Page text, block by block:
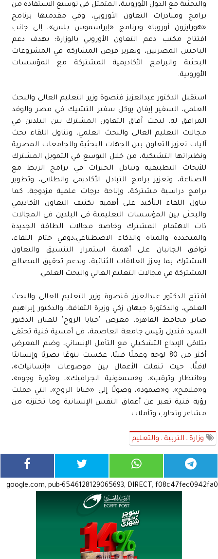
والبحثية مع الدول الأوروبية، المتمثل في توسيع الاستفادة من
برامج ومبادرات التعاون الأوروبي، وفي مقدمتها برنامج
«هورايزون أوروبا» وبرنامج «إيراسموس بلس»، إلى جانب
افتتاح مكتب دعم التعاون الأوروبي بالوزارة؛ بهدف دعم
الباحثين المصريين، وتعزيز فرص المشاركة في المشروعات
البحثية والبرامج الأكاديمية المشتركة مع المؤسسات
الأوروبية.
استقبل الدكتور عبدالعزيز قنصوة وزير التعليم العالي والبحث
العلمي، السفير إيفان يوكل سفير التشيك في مصر والوفد
المرافق له، لبحث آفاق التعاون المشترك بين البلدين في
مجالات التعليم العالي والبحث العلمي، وتناول اللقاء بحث
آليات تعزيز التعاون بين الجهات البحثية والجامعات المصرية
ونظيراتها التشيكية، من خلال التوسع في التمويل المشترك
للأبحاث التطبيقية وتبادل الخبرات في برامج الربط مع
الصناعة، وتعزيز برامج التبادل الأكاديمي والطلابي، وتطوير
برامج دراسية مشتركة، وإتاحة درجات علمية مزدوجة، كما
تناول اللقاء التأكيد على أهمية تكثيف التعاون الأكاديمي
والبحثي بين المؤسسات التعليمية في البلدين في المجالات
ذات الاهتمام المشترك وخاصة مجالات الطاقة الجديدة
والمتجددة والمياه والذكاء الاصطناعي،دوفي ختام اللقاء،
توافق الجانبان على أهمية استمرار التنسيق والتعاون
المشترك بما يعزز العلاقات الثنائية، ويدعم تحقيق المصالح
المشتركة في مجالات التعليم العالي والبحث العلمي.
افتتح الدكتور عبدالعزيز قنصوة وزير التعليم العالي والبحث
العلمي، والدكتورة جيهان زكي وزيرة الثقافة، والدكتور إبراهيم
صابر محافظ القاهرة، معرض "خبايا الروح" للفنان الدكتور
السيد قنديل رئيس جامعة العاصمة، في أمسية فنية تحتفي
بتلاقي الإبداع التشكيلي مع التأمل الإنساني، وضم المعرض
أكثر من 80 لوحة وعملًا فنيًا، عكست تنوعًا بصريًا وإنسانيًا
لافتًا، حيث تنقلت الأعمال بين موضوعات «إنسانيات»،
و«انتظار وترقب»، و«سمفونية الجرافيك»، و«ثورة وجوه»،
و«ملامح»، و«صمود»، وصولًا إلى «خبايا الروح»، التي حملت
رؤية فنية تعبر عن أعماق النفس الإنسانية وما تختزنه من
مشاعر وتجارب وتأملات.
وزارة ـ التربية ـ والتعليم
google.com, pub-6546128129065693, DIRECT, f08c47fec0942fa0